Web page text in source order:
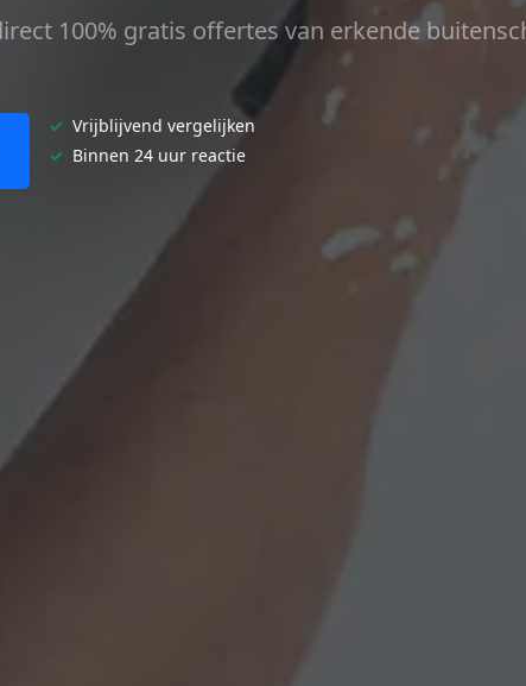
100% gratis offertes van erkende
✓ Vrijblijvend vergelijken
✓ Binnen 24 uur reactie